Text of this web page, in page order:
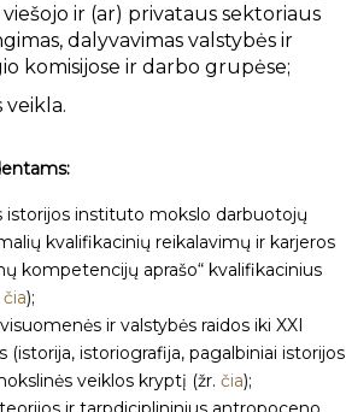
ir (ar) privataus sektoriaus
dalyvavimas valstybės ir
komisijose ir darbo grupėse;
veikla.
istorijos instituto mokslo darbuotojų
kvalifikacinių reikalavimų ir karjeros
kompetencijų aprašo“ kvalifikacinius
čia);
ir valstybės raidos iki XXI
(istorija, istoriografija, pagalbiniai istorijos
veiklos kryptį (žr. čia);